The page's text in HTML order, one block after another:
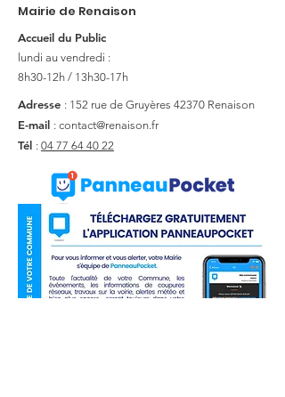
Mairie de Renaison
Accueil du Public
lundi au vendredi :
8h30-12h / 13h30-17h
Adresse : 152 rue de Gruyères 42370 Renaison
E-mail : contact@renaison.fr
Tél : 04 77 64 40 22